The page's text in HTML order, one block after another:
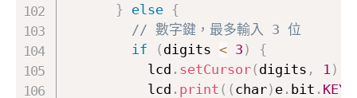
} else
{
// 數字鍵，最多輸入 3 位
if
( digits < 3 )
{
          lcd
. setCursor( digits , 1 )
          lcd
. print ( ( char) e. bit . KEY